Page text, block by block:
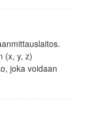
(x, y, z)
joka voidaan